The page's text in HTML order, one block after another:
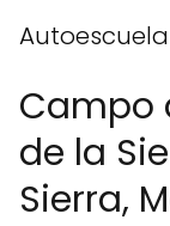
Campo
de la
Sierra,